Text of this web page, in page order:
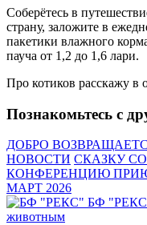
Соберётесь в
страну, заложите в
пакетики влажного
пауча от 1,2 до 1,6 лари.
Про котиков расскажу в
Познакомьтесь с
ДОБРО
НОВОСТИ СКАЗКУ
КОНФЕРЕНЦИЮ
МАРТ 2026
БФ
животным